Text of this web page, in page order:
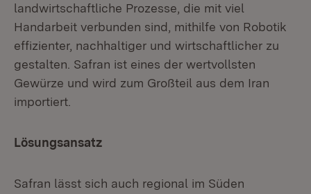
landwirtschaftliche Prozesse, die mit viel
Handarbeit verbunden sind, mithilfe von Robotik
effizienter, nachhaltiger und wirtschaftlicher zu
gestalten. Safran ist eines der wertvollsten
Gewürze und wird zum Großteil aus dem Iran
importiert.
Lösungsansatz
Safran lässt sich auch regional im Süden